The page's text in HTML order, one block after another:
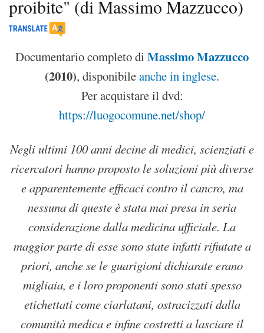
proibite" (di Massimo Mazzucco)
Documentario completo di Massimo Mazzucco
(2010), disponibileanche in inglese.
Per acquistare il dvd:
https://luogocomune.net/shop/
Negli ultimi 100 anni decine di medici, scienziati e
ricercatori hanno proposto le soluzioni più diverse
e apparentemente efficaci contro il cancro, ma
nessuna di queste è stata mai presa in seria
considerazione dalla medicina ufficiale. La
maggior parte di esse sono state infatti rifiutate a
priori, anche se le guarigioni dichiarate erano
migliaia, e i loro proponenti sono stati spesso
etichettati come ciarlatani, ostracizzati dalla
comunità medica e infine costretti a lasciare il